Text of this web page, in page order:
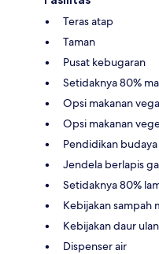
Teras atap
Taman
Pusat kebugaran
Setidaknya 80%
Opsi makanan
Opsi makanan
Pendidikan
Jendela berlapis
Setidaknya 80%
Kebijakan sampah
Kebijakan daur
Dispenser air